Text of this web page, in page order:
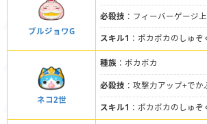
ブルジョワG
必殺技 ：フィーバーゲージ
スキル1 ：ポカポカのしゅ
ネコ2世
種族 ：ポカポカ
必殺技 ：攻撃力アップ+でか
スキル1 ：ポカポカのしゅ